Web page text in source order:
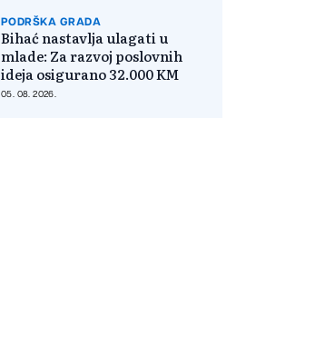
PODRŠKA GRADA
Bihać nastavlja ulagati u
mlade: Za razvoj poslovnih
ideja osigurano 32.000 KM
05. 08. 2026.